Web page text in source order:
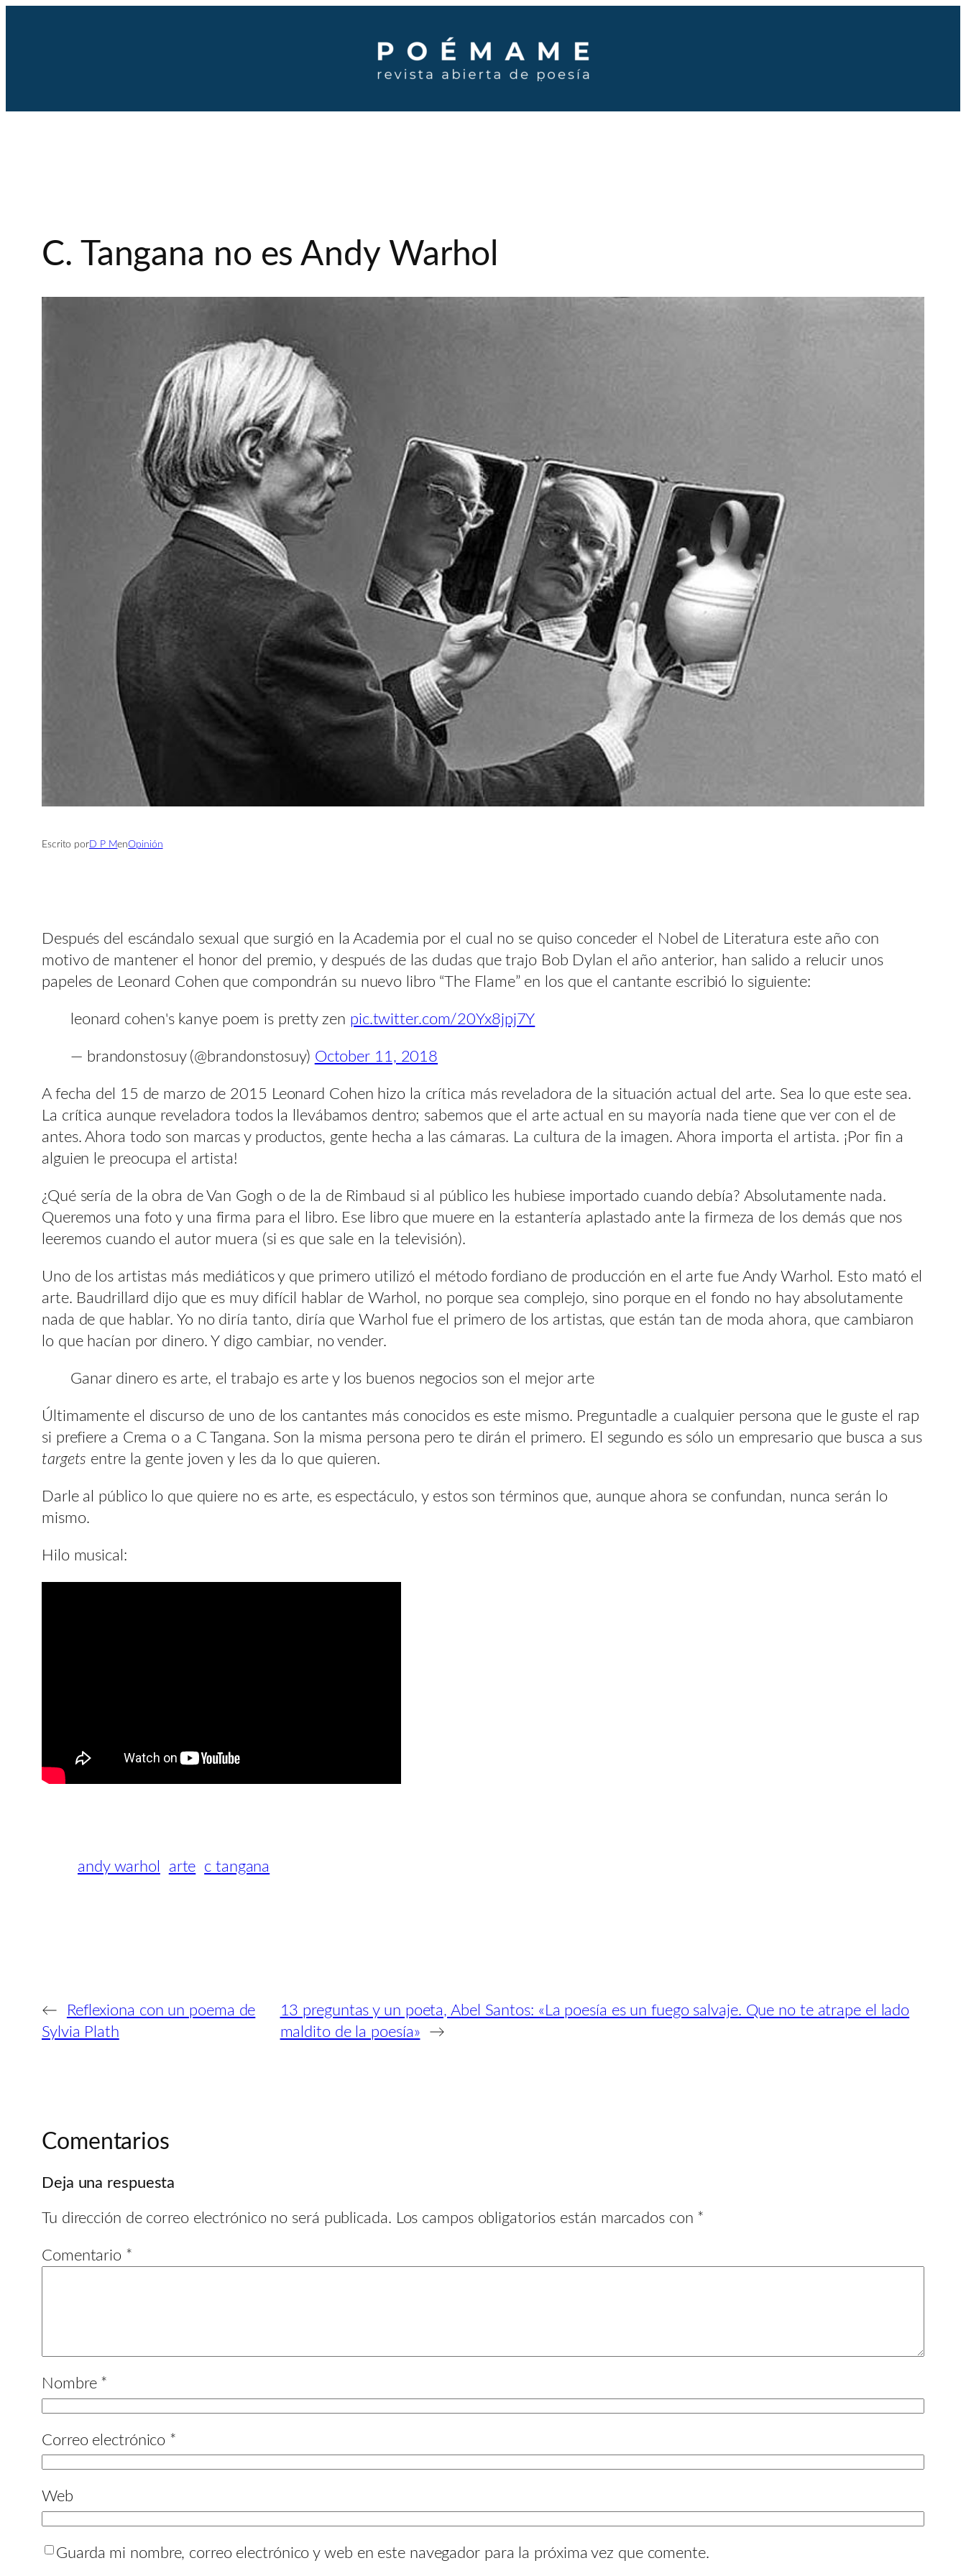
C. Tangana no es Andy Warhol
Escrito porD P MenOpinión
Después del escándalo sexual que surgió en la Academia por el cual no se quiso conceder el Nobel de Literatura este año con
motivo de mantener el honor del premio, y después de las dudas que trajo Bob Dylan el año anterior, han salido a relucir unos
papeles de Leonard Cohen que compondrán su nuevo libro “The Flame” en los que el cantante escribió lo siguiente:
leonard cohen's kanye poem is pretty zen pic.twitter.com/20Yx8jpj7Y
— brandonstosuy (@brandonstosuy) October 11, 2018
A fecha del 15 de marzo de 2015 Leonard Cohen hizo la crítica más reveladora de la situación actual del arte. Sea lo que este sea.
La crítica aunque reveladora todos la llevábamos dentro; sabemos que el arte actual en su mayoría nada tiene que ver con el de
antes. Ahora todo son marcas y productos, gente hecha a las cámaras. La cultura de la imagen. Ahora importa el artista. ¡Por fin a
alguien le preocupa el artista!
¿Qué sería de la obra de Van Gogh o de la de Rimbaud si al público les hubiese importado cuando debía? Absolutamente nada.
Queremos una foto y una firma para el libro. Ese libro que muere en la estantería aplastado ante la firmeza de los demás que nos
leeremos cuando el autor muera (si es que sale en la televisión).
Uno de los artistas más mediáticos y que primero utilizó el método fordiano de producción en el arte fue Andy Warhol. Esto mató el
arte. Baudrillard dijo que es muy difícil hablar de Warhol, no porque sea complejo, sino porque en el fondo no hay absolutamente
nada de que hablar. Yo no diría tanto, diría que Warhol fue el primero de los artistas, que están tan de moda ahora, que cambiaron
lo que hacían por dinero. Y digo cambiar, no vender.
Ganar dinero es arte, el trabajo es arte y los buenos negocios son el mejor arte
Últimamente el discurso de uno de los cantantes más conocidos es este mismo. Preguntadle a cualquier persona que le guste el rap
si prefiere a Crema o a C Tangana. Son la misma persona pero te dirán el primero. El segundo es sólo un empresario que busca a sus
targets entre la gente joven y les da lo que quieren.
Darle al público lo que quiere no es arte, es espectáculo, y estos son términos que, aunque ahora se confundan, nunca serán lo
mismo.
Hilo musical:
andy warhol arte c tangana
←
Reflexiona con un poema de
Sylvia Plath
13 preguntas y un poeta, Abel Santos: «La poesía es un fuego salvaje. Que no te atrape el lado
maldito de la poesía»
→
Comentarios
Deja una respuesta
Tu dirección de correo electrónico no será publicada. Los campos obligatorios están marcados con *
Comentario *
Nombre *
Correo electrónico *
Web
Guarda mi nombre, correo electrónico y web en este navegador para la próxima vez que comente.